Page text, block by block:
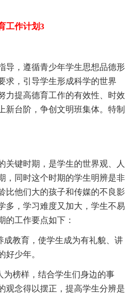
工作计划3
导，遵循青少年学生思想品德形
求，引导学生形成科学的世界
力提高德育工作的有效性、时效
新台阶，争创文明班集体。特制
关键时期，是学生的世界观、人
，同时这个时期的学生明辨是非
比他们大的孩子和传媒的不良影
多，学习难度又加大，学生不易
的工作要点如下：
成教育，使学生成为有礼貌、讲
好少年。
为榜样，结合学生们身边的事
观念得以摆正，提高学生分辨是